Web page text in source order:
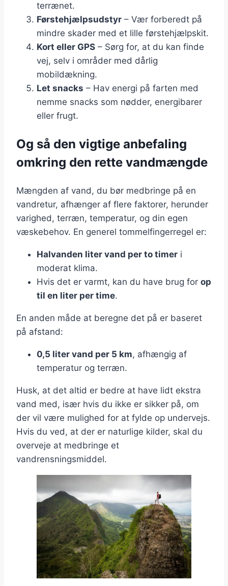
terrænet.
Førstehjælpsudstyr – Vær forberedt på
mindre skader med et lille førstehjælpskit.
Kort eller GPS – Sørg for, at du kan finde
vej, selv i områder med dårlig
mobildækning.
Let snacks – Hav energi på farten med
nemme snacks som nødder, energibarer
eller frugt.
Og så den vigtige anbefaling
omkring den rette vandmængde
Mængden af vand, du bør medbringe på en
vandretur, afhænger af flere faktorer, herunder
varighed, terræn, temperatur, og din egen
væskebehov. En generel tommelfingerregel er:
Halvanden liter vand per to timer i
moderat klima.
Hvis det er varmt, kan du have brug for op
til en liter per time.
En anden måde at beregne det på er baseret
på afstand:
0,5 liter vand per 5 km, afhængig af
temperatur og terræn.
Husk, at det altid er bedre at have lidt ekstra
vand med, især hvis du ikke er sikker på, om
der vil være mulighed for at fylde op undervejs.
Hvis du ved, at der er naturlige kilder, skal du
overveje at medbringe et
vandrensningsmiddel.